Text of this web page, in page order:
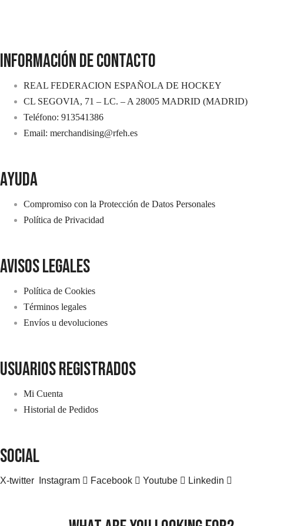
INFORMACIÓN DE CONTACTO
REAL FEDERACION ESPAÑOLA DE HOCKEY
CL SEGOVIA, 71 – LC. – A 28005 MADRID (MADRID)
Teléfono: 913541386
Email: merchandising@rfeh.es
AYUDA
Compromiso con la Protección de Datos Personales
Política de Privacidad
avisos legales
Política de Cookies
Términos legales
Envíos u devoluciones
usuarios registrados
Mi Cuenta
Historial de Pedidos
SOCIAL
X-twitter Instagram Facebook Youtube Linkedin